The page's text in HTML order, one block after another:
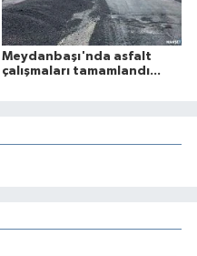
Meydanbaşı'nda asfalt
çalışmaları tamamlandı...